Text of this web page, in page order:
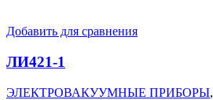
Добавить для сравнения
ЛИ421-1
ЭЛЕКТРОВАКУУМНЫЕ ПРИБОРЫ,